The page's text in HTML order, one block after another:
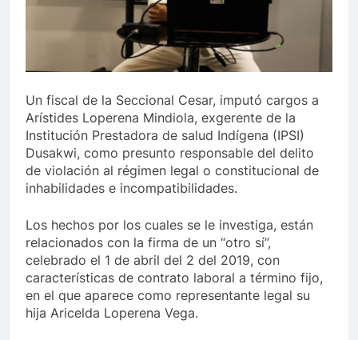
de Berosca y Jesús Vides
docente que abusó sexualmente de niña de 13 años
Un fiscal de la Seccional Cesar, imputó cargos a
Arístides Loperena Mindiola, exgerente de la
Institución Prestadora de salud Indígena (IPSI)
Dusakwi, como presunto responsable del delito
de violación al régimen legal o constitucional de
inhabilidades e incompatibilidades.
Los hechos por los cuales se le investiga, están
relacionados con la firma de un “otro sí”,
celebrado el 1 de abril del 2 del 2019, con
características de contrato laboral a término fijo,
en el que aparece como representante legal su
hija Aricelda Loperena Vega.